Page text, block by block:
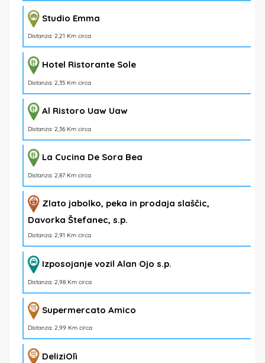
Studio Emma
Distanza: 2,21 Km circa
Hotel Ristorante Sole
Distanza: 2,35 Km circa
Al Ristoro Uaw Uaw
Distanza: 2,36 Km circa
La Cucina De Sora Bea
Distanza: 2,87 Km circa
Zlato jabolko, peka in prodaja slaščic,
Davorka Štefanec, s.p.
Distanza: 2,91 Km circa
Izposojanje vozil Alan Ojo s.p.
Distanza: 2,98 Km circa
Supermercato Amico
Distanza: 2,99 Km circa
DeliziOlì